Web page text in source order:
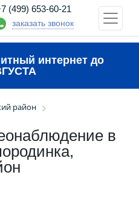
(499) 653-60-21
заказать звонок
интернет до
район
в